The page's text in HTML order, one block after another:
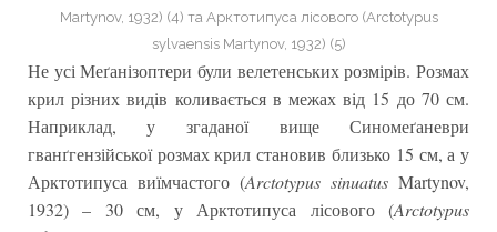
Martynov, 1932) (4) та Арктотипуса лісового (Arctotypus
sylvaensis Martynov, 1932) (5)
Не усі Меґанізоптери були велетенських розмірів. Розмах
крил різних видів коливається в межах від 15 до 70 см.
Наприклад, у згаданої вище Синомеґаневри
гванґгензійської розмах крил становив близько 15 см, а у
Арктотипуса виїмчастого (Arctotypus sinuatus Martynov,
1932) – 30 см, у Арктотипуса лісового (Arctotypus